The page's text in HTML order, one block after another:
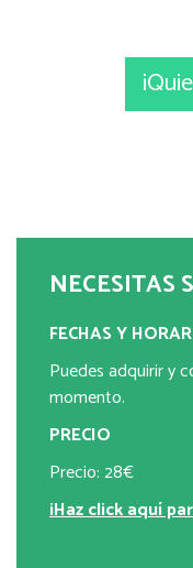
NECESITAS
FECHAS Y
Puedes adquirir y
momento.
PRECIO
Precio: 28€
¡Haz click aquí